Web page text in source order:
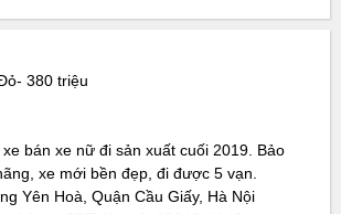
380 triệu
bán xe nữ đi sản xuất cuối 2019. Bảo
xe mới bền đẹp, đi được 5 vạn.
Yên Hoà, Quận Cầu Giấy, Hà Nội